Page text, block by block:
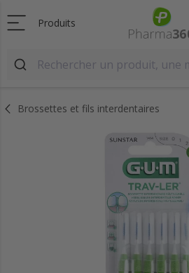
Produits
Brossettes et fils interdentaires